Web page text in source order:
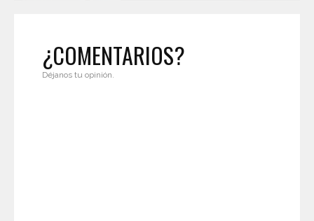
¿COMENTARIOS?
Déjanos tu opinión.